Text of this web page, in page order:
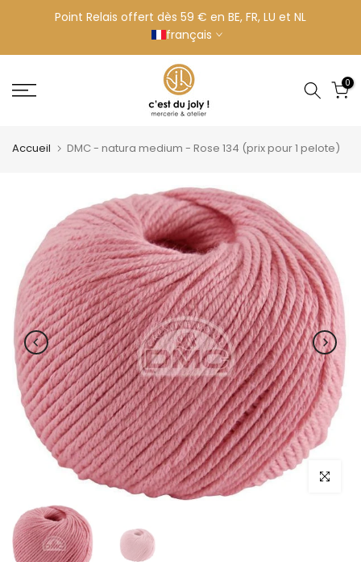
contenu
Point Relais offert dès 59 € en BE, FR, LU et NL
français
0
Accueil DMC - natura medium - Rose 134 (prix pour 1 pelote)
Cliquez